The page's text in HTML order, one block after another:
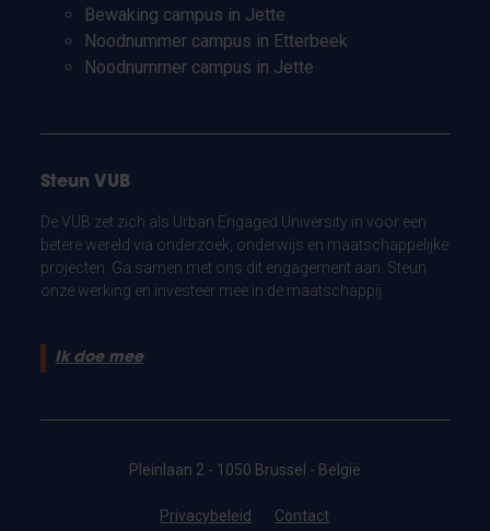
Bewaking campus in Jette
Noodnummer campus in Etterbeek
Noodnummer campus in Jette
Steun VUB
De VUB zet zich als Urban Engaged University in voor een
betere wereld via onderzoek, onderwijs en maatschappelijke
projecten. Ga samen met ons dit engagement aan. Steun
onze werking en investeer mee in de maatschappij.
Ik doe mee
Pleinlaan 2 - 1050 Brussel - België
Privacybeleid Contact